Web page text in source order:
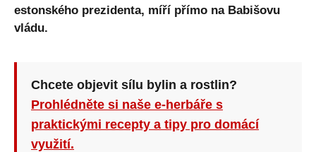
estonského prezidenta, míří přímo na Babišovu
vládu.
Chcete objevit sílu bylin a rostlin?
Prohlédněte si naše e-herbáře s
praktickými recepty a tipy pro domácí
využití.